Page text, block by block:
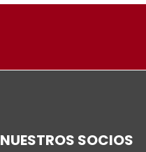
NUESTROS SOCIOS